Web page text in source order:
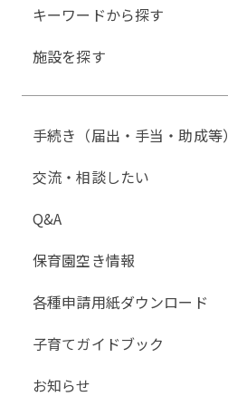
キーワードから探す
施設を探す
手続き（届出・手当・助成等）
交流・相談したい
Q&A
保育園空き情報
各種申請用紙ダウンロード
子育てガイドブック
お知らせ